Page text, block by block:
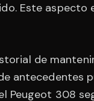
Este aspecto
de
antecedentes
Peugeot 308